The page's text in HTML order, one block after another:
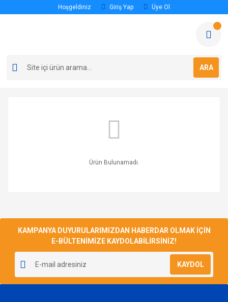
Hoşgeldiniz Giriş Yap Üye Ol
ARA
Ürün Bulunamadı.
KAMPANYA DUYURULARIMIZDAN HABERDAR OLMAK İÇİN
E-BÜLTENİMİZE KAYDOLABİLİRSİNİZ!
KAYDOL